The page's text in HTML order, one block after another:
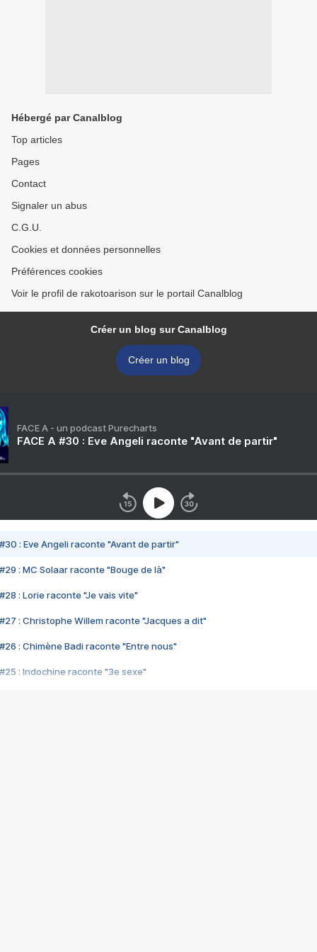
Hébergé par Canalblog
Top articles
Pages
Contact
Signaler un abus
C.G.U.
Cookies et données personnelles
Préférences cookies
Voir le profil de rakotoarison sur le portail Canalblog
Créer un blog sur Canalblog
Créer un blog
FACE A - un podcast Purecharts
FACE A #30 : Eve Angeli raconte "Avant de partir"
#30 : Eve Angeli raconte "Avant de partir"
#29 : MC Solaar raconte "Bouge de là"
#28 : Lorie raconte "Je vais vite"
#27 : Christophe Willem raconte "Jacques a dit"
#26 : Chimène Badi raconte "Entre nous"
#25 : Indochine raconte "3e sexe"